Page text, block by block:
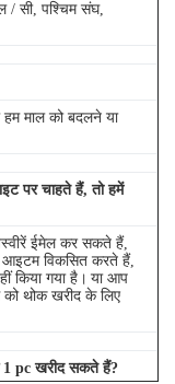
/ सी, पश्चिम संघ,
माल को बदलने या
पर चाहते हैं, तो हमें
ईमेल कर सकते हैं,
आइटम विकसित करते हैं,
किया गया है। या आप
थोक खरीद के लिए
1 pc खरीद सकते हैं?